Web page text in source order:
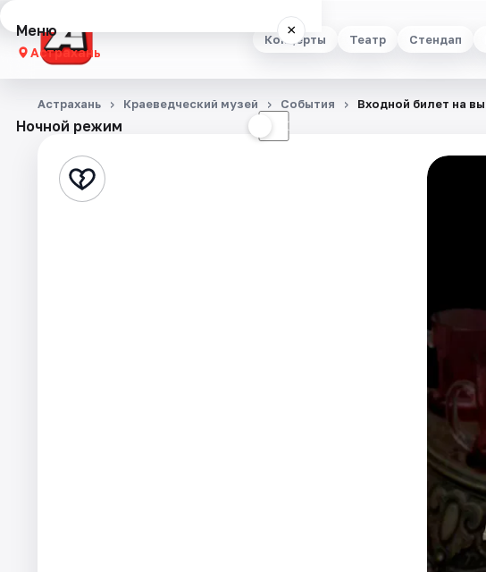
Концерты Театр Стендап
Меню ×
Астрахань
Концерты
Стендап
Ночной режим ☾
Астрахань Краеведческий музей События Входной билет на